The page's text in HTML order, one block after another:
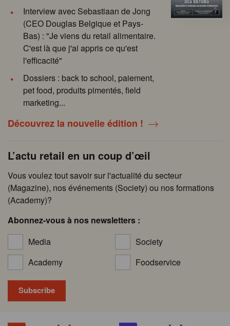
Interview avec Sebastiaan de Jong
(CEO Douglas Belgique et Pays-
Bas) : "Je viens du retail alimentaire.
C'est là que j'ai appris ce qu'est
l'efficacité"
Dossiers : back to school, paiement,
pet food, produits pimentés, field
marketing...
Découvrez la nouvelle édition !
L’actu retail en un coup d’œil
Vous voulez tout savoir sur l'actualité du secteur
(Magazine), nos événements (Society) ou nos formations
(Academy)?
Abonnez-vous à nos newsletters :
Media
Society
Academy
Foodservice